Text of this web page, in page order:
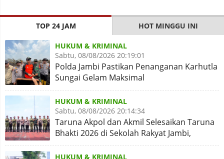
TOP 24 JAM HOT MINGGU INI
HUKUM & KRIMINAL
Sabtu, 08/08/2026 20:19:01
Polda Jambi Pastikan Penanganan Karhutla
Sungai Gelam Maksimal
HUKUM & KRIMINAL
Sabtu, 08/08/2026 20:14:34
Taruna Akpol dan Akmil Selesaikan Taruna
Bhakti 2026 di Sekolah Rakyat Jambi,
Kegiatan Aman Lancar
HUKUM & KRIMINAL